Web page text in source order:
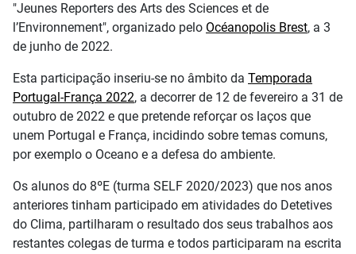
"Jeunes Reporters des Arts des Sciences et de
l’Environnement", organizado pelo Océanopolis Brest, a 3
de junho de 2022.
Esta participação inseriu-se no âmbito da Temporada
Portugal-França 2022, a decorrer de 12 de fevereiro a 31 de
outubro de 2022 e que pretende reforçar os laços que
unem Portugal e França, incidindo sobre temas comuns,
por exemplo o Oceano e a defesa do ambiente.
Os alunos do 8ºE (turma SELF 2020/2023) que nos anos
anteriores tinham participado em atividades do Detetives
do Clima, partilharam o resultado dos seus trabalhos aos
restantes colegas de turma e todos participaram na escrita